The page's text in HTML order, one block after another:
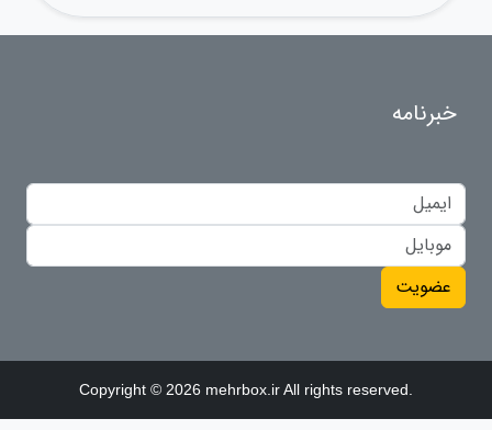
خبرنامه
عضویت
Copyright © 2026 mehrbox.ir All rights reserved.